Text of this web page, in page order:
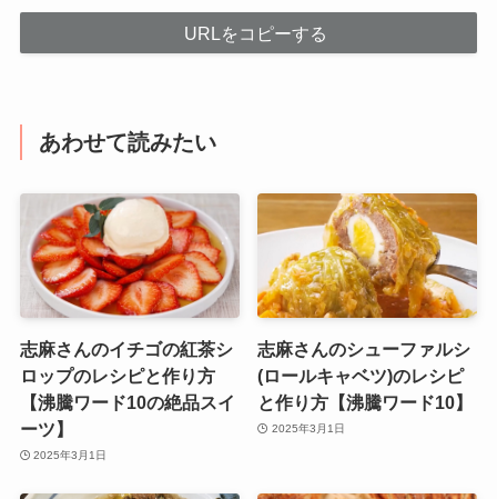
URLをコピーする
あわせて読みたい
志麻さんのイチゴの紅茶シ
ロップのレシピと作り方
【沸騰ワード10の絶品スイ
ーツ】
2025年3月1日
志麻さんのシューファルシ
(ロールキャベツ)のレシピ
と作り方【沸騰ワード10】
2025年3月1日